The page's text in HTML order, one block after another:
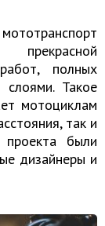
прекрасной
полных
Такое
мотоциклам
так и
проекта были
дизайнеры и